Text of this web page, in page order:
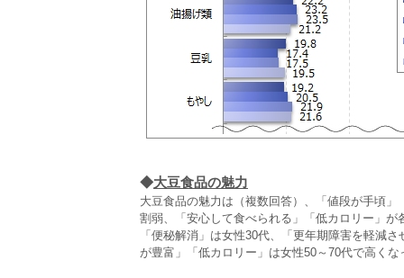
◆大豆食品の魅力
大豆食品の魅力は（複数回答）、「値段が手頃
割弱、「安心して食べられる」「低カロリー」
「便秘解消」は女性30代、「更年期障害を軽減
が豊富」「低カロリー」は女性50～70代で高くな